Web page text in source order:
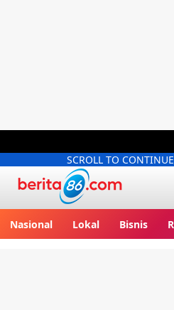
SCROLL TO
Nasional Lokal Bisnis